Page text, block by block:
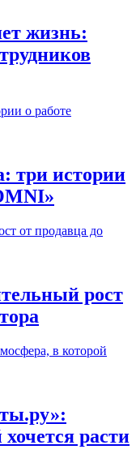
жизнь:
три истории
рост
расти